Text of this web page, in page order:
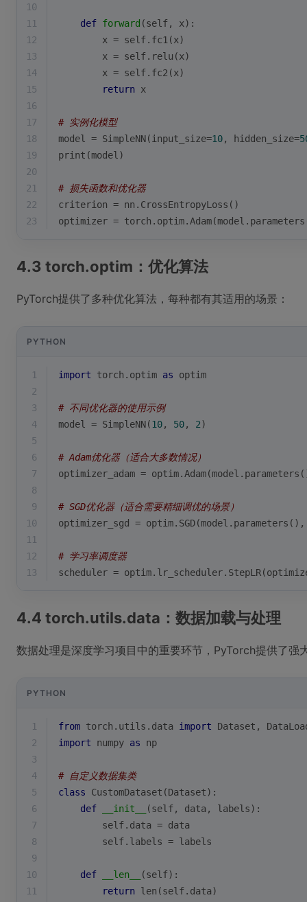
10
11
def forward (self, x):
12
        x = self.fc1(x)
13
        x = self.relu(x)
14
        x = self.fc2(x)
15
return x
16
17
# 实例化模型
18
model = SimpleNN(input_size=10, hidden_size=
19
print (model)
20
21
# 损失函数和优化器
22
criterion = nn.CrossEntropyLoss()
23
optimizer =
4.3 torch.optim：优化算法
PyTorch提供了多种优化算法，每种都有其适用的场景：
PYTHON
1 import torch.optim as optim
2
3
# 不同优化器的使用示例
4
model = SimpleNN(10, 50, 2)
5
6
# Adam优化器（适合大多数情况）
7
optimizer_adam =
8
9
# SGD优化器（适合需要精细调优的场景）
10
optimizer_sgd =
11
12
# 学习率调度器
13
scheduler =
4.4 torch.utils.data：数据加载与处理
数据处理是深度学习项目中的重要环节，PyTorch提供了强
PYTHON
1 from torch.utils.data import Dataset,
2
import numpy as np
3
4
# 自定义数据集类
5
class CustomDataset (Dataset):
6
def __init__ (self, data, labels):
7
        self.data = data
8
        self.labels = labels
9
10
def __len__ (self):
11
return len (self.data)